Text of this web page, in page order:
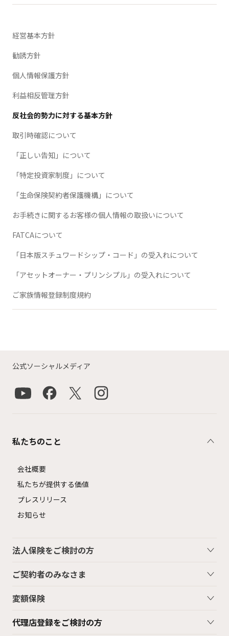
経営基本方針
勧誘方針
個人情報保護方針
利益相反管理方針
反社会的勢力に対する基本方針
取引時確認について
「正しい告知」について
「特定投資家制度」について
「生命保険契約者保護機構」について
お手続きに関するお客様の個人情報の取扱いについて
FATCAについて
「日本版スチュワードシップ・コード」の受入れについて
「アセットオーナー・プリンシプル」の受入れについて
ご家族情報登録制度規約
公式ソーシャルメディア
私たちのこと
会社概要
私たちが提供する価値
プレスリリース
お知らせ
法人保険をご検討の方
ご契約者のみなさま
変額保険
代理店登録をご検討の方